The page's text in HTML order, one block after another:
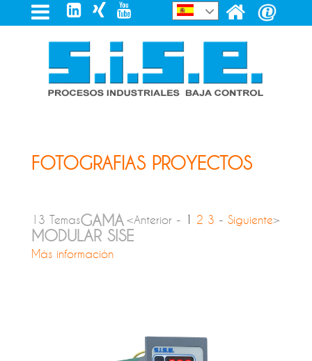
FOTOGRAFIAS PROYECTOS
13 Temas <Anterior - 1 2 3 -Siguiente>
GAMA
MODULAR SISE
Más información